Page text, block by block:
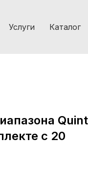
Услуги Каталог
с 20